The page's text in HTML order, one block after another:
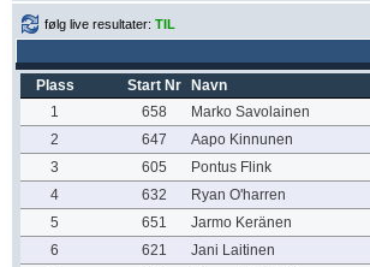
følg live resultater: TIL
Plass Start Nr
Navn
1
658
Marko Savolainen
2
647
Aapo Kinnunen
3
605
Pontus Flink
4
632
Ryan O'harren
5
651
Jarmo Keränen
6
621
Jani Laitinen